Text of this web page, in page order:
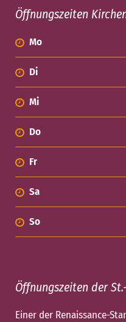
Öffnungszeiten
Mo
Di
Mi
Do
Fr
Sa
So
Öffnungszeiten der
Einer der Renaissance-